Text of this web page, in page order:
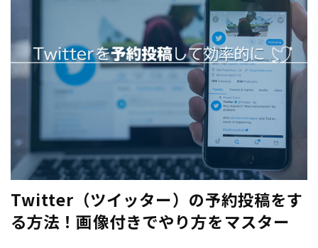
Twitter（ツイッター）の予約投稿をす
る方法！画像付きでやり方をマスター